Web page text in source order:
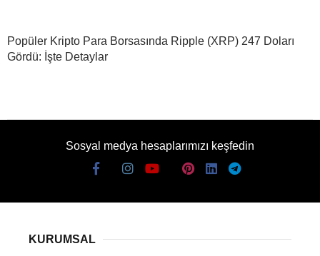
Popüler Kripto Para Borsasında Ripple (XRP) 247 Doları
Gördü: İşte Detaylar
Sosyal medya hesaplarımızı keşfedin
KURUMSAL